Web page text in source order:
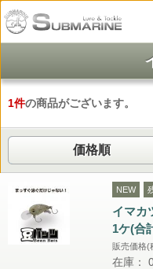
1件の商品がございます。
価格順
NEW
イマ
1ケ(合
販売価格(
在庫：